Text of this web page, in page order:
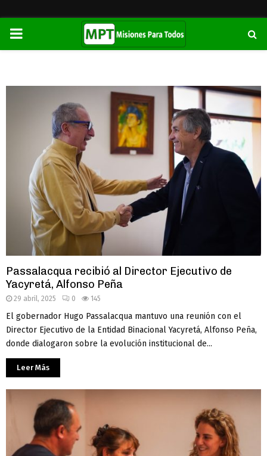
PRIMARY
Passalacqua recibió al Director Ejecutivo de
Yacyretá, Alfonso Peña
29 abril, 2025 0 145
El gobernador Hugo Passalacqua mantuvo una reunión con el
Director Ejecutivo de la Entidad Binacional Yacyretá, Alfonso Peña,
donde dialogaron sobre la evolución institucional de...
Leer Más